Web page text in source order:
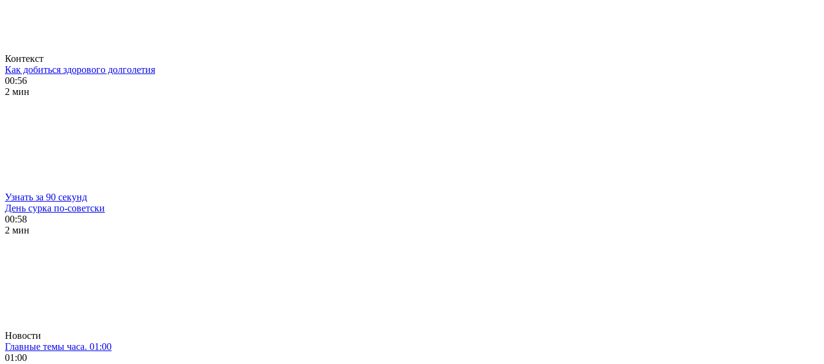
Контекст
Как добиться здорового долголетия
00:56
2 мин
Узнать за 90 секунд
День сурка по-советски
00:58
2 мин
Новости
Главные темы часа. 01:00
01:00